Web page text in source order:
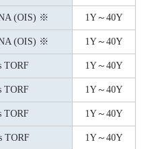
(OIS) ※ 1Y～40Y
(OIS) ※ 1Y～40Y
TORF 1Y～40Y
TORF 1Y～40Y
TORF 1Y～40Y
TORF 1Y～40Y